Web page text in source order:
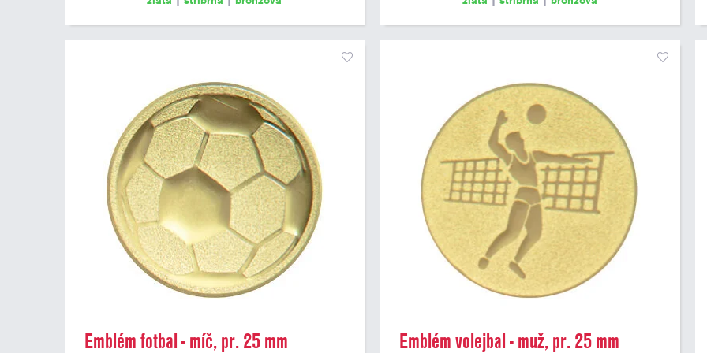
Emblém fotbal - míč, pr. 25 mm Emblém volejbal - muž, pr. 25 mm